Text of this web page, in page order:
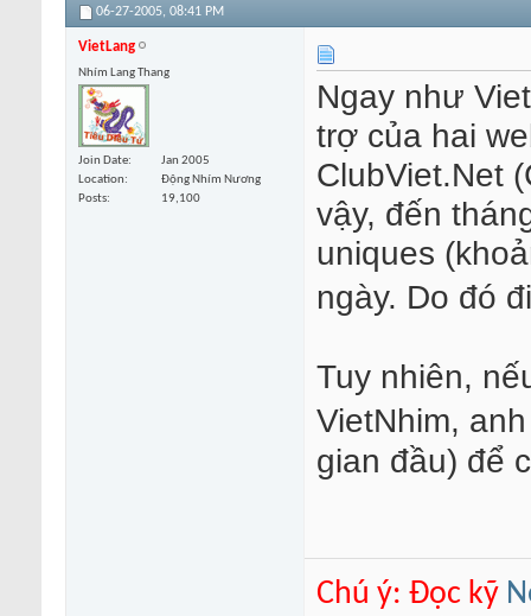
06-27-2005, 08:41 PM
VietLang
Nhím Lang Thang
Join Date
Jan 2005
Location
Động Nhím Nương
Posts
19,100
Ngay như
trợ của hai
ClubViet.Net
vậy, đến
uniques
ngày. Do đó
Tuy nhiên,
VietNhim,
gian đầu) để
Chú ý: Đọc kỹ